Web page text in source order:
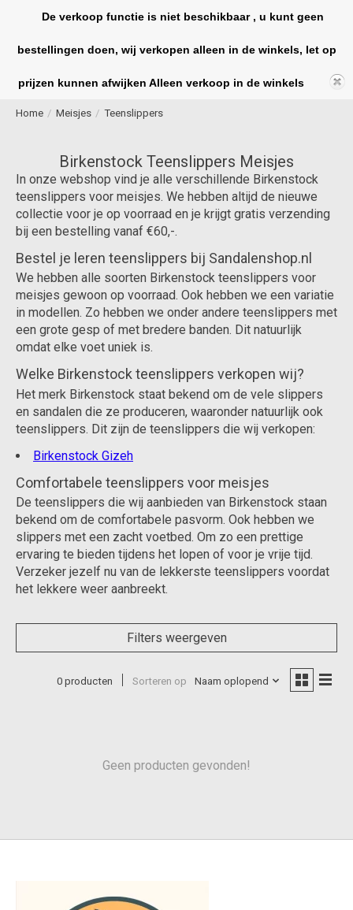
Home / Meisjes / Teenslippers
Birkenstock Teenslippers Meisjes
In onze webshop vind je alle verschillende Birkenstock
teenslippers voor meisjes. We hebben altijd de nieuwe
collectie voor je op voorraad en je krijgt gratis verzending
bij een bestelling vanaf €60,-.
Bestel je leren teenslippers bij Sandalenshop.nl
We hebben alle soorten Birkenstock teenslippers voor
meisjes gewoon op voorraad. Ook hebben we een variatie
in modellen. Zo hebben we onder andere teenslippers met
een grote gesp of met bredere banden. Dit natuurlijk
omdat elke voet uniek is.
Welke Birkenstock teenslippers verkopen wij?
Het merk Birkenstock staat bekend om de vele slippers
en sandalen die ze produceren, waaronder natuurlijk ook
teenslippers. Dit zijn de teenslippers die wij verkopen:
Birkenstock Gizeh
Comfortabele teenslippers voor meisjes
De teenslippers die wij aanbieden van Birkenstock staan
bekend om de comfortabele pasvorm. Ook hebben we
slippers met een zacht voetbed. Om zo een prettige
ervaring te bieden tijdens het lopen of voor je vrije tijd.
Verzeker jezelf nu van de lekkerste teenslippers voordat
het lekkere weer aanbreekt.
Filters weergeven
0 producten Sorteren op Naam oplopend
Geen producten gevonden!
De verkoop functie is niet beschikbaar , u kunt geen
bestellingen doen, wij verkopen alleen in de winkels, let op
prijzen kunnen afwijken Alleen verkoop in de winkels